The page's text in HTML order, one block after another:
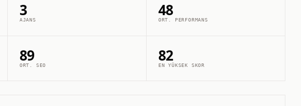
3
AJANS
48
ORT. PERFORMANS
89
ORT. SEO
82
EN YÜKSEK SKOR